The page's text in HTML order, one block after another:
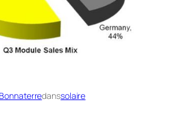
danssolaire